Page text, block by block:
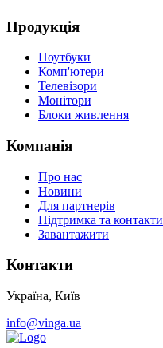
Продукція
Ноутбуки
Комп'ютери
Телевізори
Монітори
Блоки живлення
Компанія
Про нас
Новини
Для партнерів
Підтримка та контакти
Завантажити
Контакти
Україна, Київ
info@vinga.ua